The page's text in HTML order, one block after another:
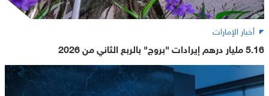
أخبار الإمارات
5.16 مليار درهم إيرادات "بروج" بالربع الثاني من 2026